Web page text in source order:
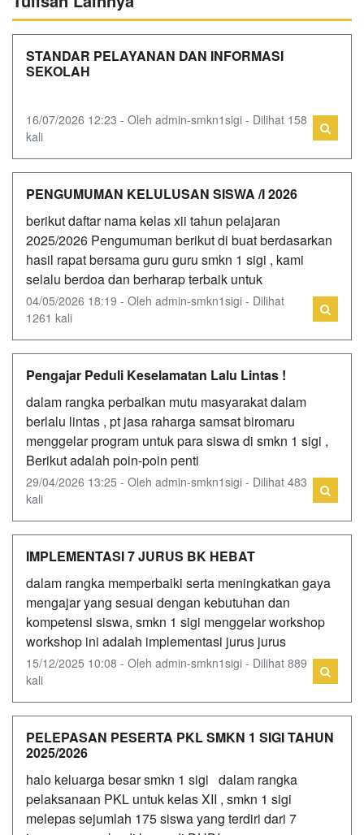
STANDAR PELAYANAN DAN INFORMASI
SEKOLAH
16/07/2026 12:23 - Oleh admin-smkn1sigi - Dilihat 158
kali
PENGUMUMAN KELULUSAN SISWA /I 2026
berikut daftar nama kelas xii tahun pelajaran
2025/2026 Pengumuman berikut di buat berdasarkan
hasil rapat bersama guru guru smkn 1 sigi , kami
selalu berdoa dan berharap terbaik untuk
04/05/2026 18:19 - Oleh admin-smkn1sigi - Dilihat
1261 kali
Pengajar Peduli Keselamatan Lalu Lintas !
dalam rangka perbaikan mutu masyarakat dalam
berlalu lintas , pt jasa raharga samsat biromaru
menggelar program untuk para siswa di smkn 1 sigi ,
Berikut adalah poin-poin penti
29/04/2026 13:25 - Oleh admin-smkn1sigi - Dilihat 483
kali
IMPLEMENTASI 7 JURUS BK HEBAT
dalam rangka memperbaiki serta meningkatkan gaya
mengajar yang sesuai dengan kebutuhan dan
kompetensi siswa, smkn 1 sigi menggelar workshop
workshop ini adalah implementasi jurus jurus
15/12/2025 10:08 - Oleh admin-smkn1sigi - Dilihat 889
kali
PELEPASAN PESERTA PKL SMKN 1 SIGI TAHUN
2025/2026
halo keluarga besar smkn 1 sigi dalam rangka
pelaksanaan PKL untuk kelas XII , smkn 1 sigi
melepas sejumlah 175 siswa yang terdiri dari 7